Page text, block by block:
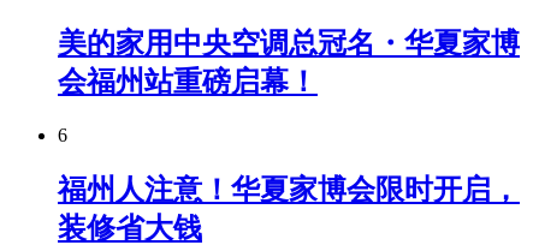
美的家用中央空调总冠名・华夏家博
会福州站重磅启幕！
6
福州人注意！华夏家博会限时开启，
装修省大钱